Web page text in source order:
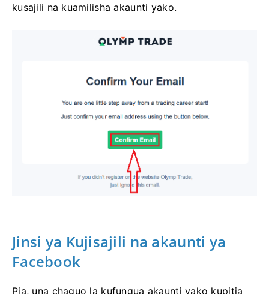
kusajili na kuamilisha akaunti yako.
Jinsi ya Kujisajili na akaunti ya
Facebook
Pia, una chaguo la kufungua akaunti yako kupitia